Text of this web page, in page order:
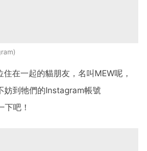
在一起的貓朋友，名叫MEW呢，
妨到牠們的Instagram帳號
吧！